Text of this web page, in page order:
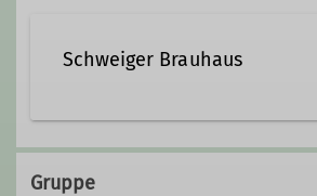
Schweiger Brauhaus
https://schweiger-
Gruppe